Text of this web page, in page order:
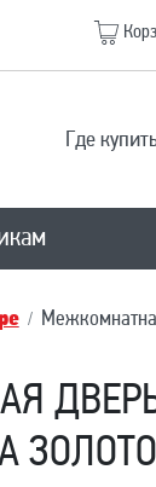
Где
ЗОЛОТО